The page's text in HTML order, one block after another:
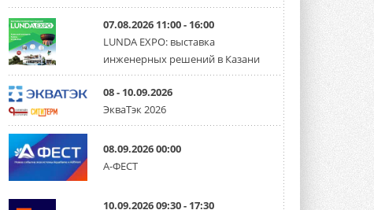
«Русклимат» укрепляет
партнёрство за Уралом
Президент Омского землячества в
Москве Михаил Тимошенко посетил
Омск с трёхдневным рабочим визитом ...
31 ИЮЛЯ 2026
Carrier модернизирует
флагманский чиллер AquaEdge
19XR
Чиллер получил новую версию,
работающую на хладагенте R1234ze ...
31 ИЮЛЯ 2026
Mitsubishi расширяет
07.08.2026 11:00 - 16:00
LUNDA EXPO: выставка
инженерных решений в Казани
08 - 10.09.2026
ЭкваТэк 2026
08.09.2026 00:00
А-ФЕСТ
10.09.2026 09:30 - 17:30